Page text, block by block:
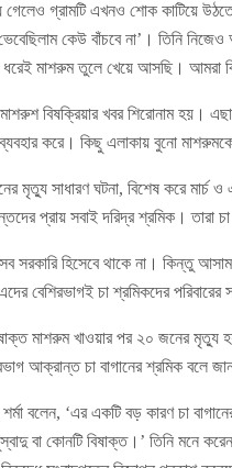
গেলেও গ্রামটি এখনও শোক কাটিয়ে
কেউ বাঁচবে না’। তিনি
মাশরুম তুলে খেয়ে আসছি। আমরা
বিষক্রিয়ার খবর শিরোনাম হয়।
করে। কিছু এলাকায় বুনো
মৃত্যু সাধারণ ঘটনা, বিশেষ করে
প্রায় সবাই দরিদ্র শ্রমিক। তারা
সরকারি হিসেবে থাকে না। কিন্তু
বেশিরভাগই চা শ্রমিকদের পরিবারের
মাশরুম খাওয়ার পর ২০ জনের মৃত্যু
আক্রান্ত চা বাগানের শ্রমিক বলে
বলেন, ‘এর একটি বড় কারণ চা
বা কোনটি বিষাক্ত।’ তিনি মনে